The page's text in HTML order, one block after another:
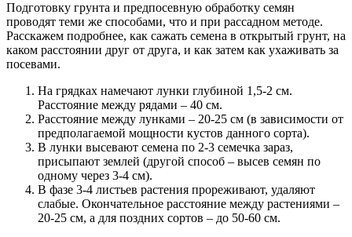
Подготовку грунта и предпосевную обработку семян
проводят теми же способами, что и при рассадном методе.
Расскажем подробнее, как сажать семена в открытый грунт, на
каком расстоянии друг от друга, и как затем как ухаживать за
посевами.
На грядках намечают лунки глубиной 1,5-2 см.
Расстояние между рядами – 40 см.
Расстояние между лунками – 20-25 см (в зависимости от
предполагаемой мощности кустов данного сорта).
В лунки высевают семена по 2-3 семечка зараз,
присыпают землей (другой способ – высев семян по
одному через 3-4 см).
В фазе 3-4 листьев растения прореживают, удаляют
слабые. Окончательное расстояние между растениями –
20-25 см, а для поздних сортов – до 50-60 см.